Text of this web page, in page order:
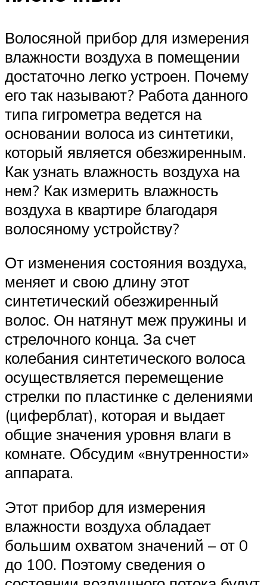
Волосяной прибор для измерения
влажности воздуха в помещении
достаточно легко устроен. Почему
его так называют? Работа данного
типа гигрометра ведется на
основании волоса из синтетики,
который является обезжиренным.
Как узнать влажность воздуха на
нем? Как измерить влажность
воздуха в квартире благодаря
волосяному устройству?
От изменения состояния воздуха,
меняет и свою длину этот
синтетический обезжиренный
волос. Он натянут меж пружины и
стрелочного конца. За счет
колебания синтетического волоса
осуществляется перемещение
стрелки по пластинке с делениями
(циферблат), которая и выдает
общие значения уровня влаги в
комнате. Обсудим «внутренности»
аппарата.
Этот прибор для измерения
влажности воздуха обладает
большим охватом значений – от 0
до 100. Поэтому сведения о